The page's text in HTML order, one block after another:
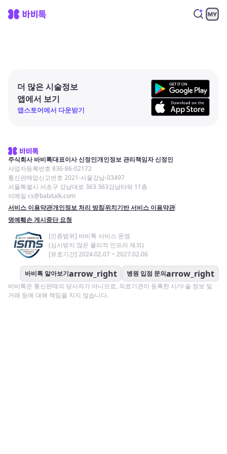
더 많은 시술정보
앱에서 보기
앱스토어에서 다운받기
주식회사 바비톡대표이사 신정인개인정보 관리책임자 신정인
사업자등록번호 836-86-02172
통신판매업신고번호 2021-서울강남-03497
서울특별시 서초구 강남대로 363 363강남타워 11층
이메일 cs@babitalk.com
서비스 이용약관개인정보 처리 방침위치기반 서비스 이용약관
명예훼손 게시중단 요청
[인증범위] 바비톡 서비스 운영
(심사받지 않은 물리적 인프라 제외)
[유효기간] 2024.02.07 ~ 2027.02.06
바비톡 알아보기arrow_right 병원 입점 문의arrow_right
바비톡은 통신판매의 당사자가 아니므로, 의료기관이 등록한 시/수술 정보 및
거래 등에 대해 책임을 지지 않습니다.